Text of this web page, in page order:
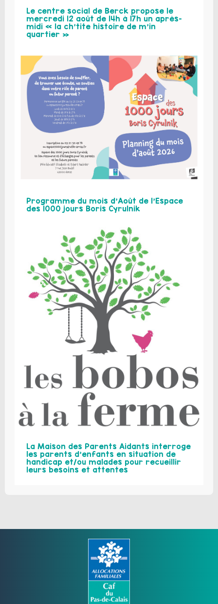
Le centre social de Berck propose le
mercredi 12 août de 14h à 17h un après-
midi « la ch’tite histoire de m’in
quartier »
Programme du mois d’Août de l’Espace
des 1000 jours Boris Cyrulnik
La Maison des Parents Aidants interroge
les parents d’enfants en situation de
handicap et/ou malades pour recueillir
leurs besoins et attentes